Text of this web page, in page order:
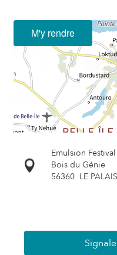
M'y rendre
Emulsion Festival
Bois du Génie
56360 LE PALAIS